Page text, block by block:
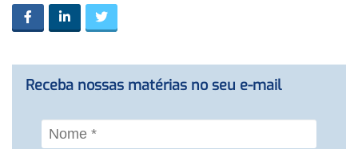
Receba nossas matérias no seu e-mail